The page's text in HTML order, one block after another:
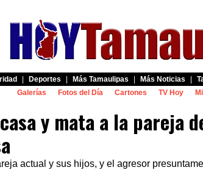
Deportes Más Tamaulipas Más Noticias
Galerías
Fotos del Día Cartones TV Hoy
y mata a la pareja
actual y sus hijos, y el agresor